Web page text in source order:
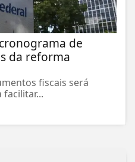
de
da reforma
fiscais será
facilitar...